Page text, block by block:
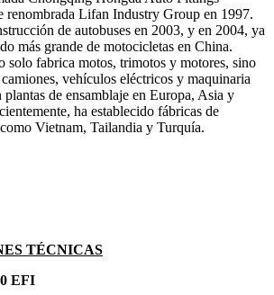
renombrada Lifan Industry Group en 1997.
de autobuses en 2003, y en 2004, ya
más grande de motocicletas en China.
solo fabrica motos, trimotos y motores, sino
vehículos eléctricos y maquinaria
de ensamblaje en Europa, Asia y
ha establecido fábricas de
Vietnam, Tailandia y Turquía.
TÉCNICAS
EFI